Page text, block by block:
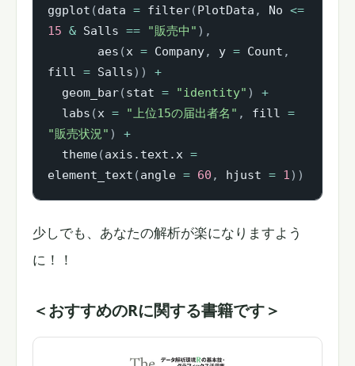
ggplot (data = filter(PlotData , No <=
15 & Salls == "販売中" ) ,
       aes
(x = Company, y = Count ,
fill = Salls) )
+
  geom_bar
(stat = "identity" )
+
  labs
(x = "上位15の届出者名" , fill =
"販売状況" )
+
  theme
(axis.text.x =
element_text (angle = 60 , hjust = 1) )
少しでも、あなたの解析が楽になりますよう
に！！
＜おすすめのRに関する書籍です＞